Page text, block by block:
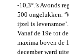
-10,3°.’s Avonds
500 ongelukken.
ijzel is levensmoe’.
Vanaf de 19e tot
maxima boven de
december werd